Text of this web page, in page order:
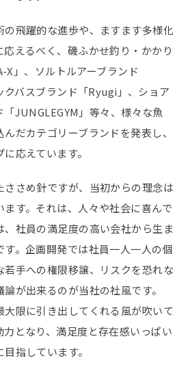
飛躍的な進歩や、ますます多様化
えるべく、磯ふかせ釣り・かかり
X」、ソルトルアーブランド
クバスブランド「Ryugi」、ショア
JUNGLEGYM」等々、様々な魚
だカテゴリーブランドを発表し、
応えています。
さめ針ですが、当初からの理念は
す。それは、人々や社会に喜んで
社員の満足度の高い会社から生ま
。企画開発では社員一人一人の個
若手への権限移譲、リスクを恐れな
論が出来るのが当社の社風です。
大限に引き出してくれる風が吹いて
力となり、満足度と存在感いっぱい
指しています。